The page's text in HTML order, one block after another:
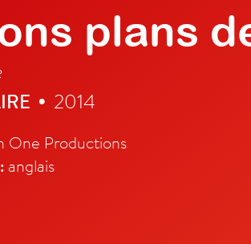
plans
• 2014
One Productions
anglais